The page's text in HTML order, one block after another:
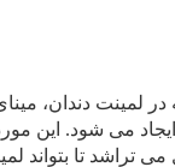
در لمینت دندان،
می شود. این
تا بتواند